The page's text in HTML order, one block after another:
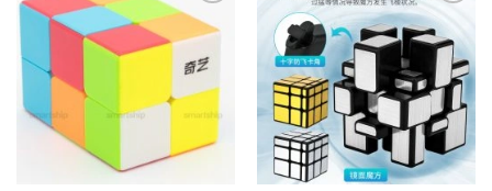
ほし
い！
い！